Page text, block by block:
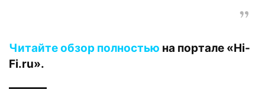
Читайте обзор полностью на портале «Hi-
Fi.ru».